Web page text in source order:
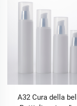
A32 Cura della